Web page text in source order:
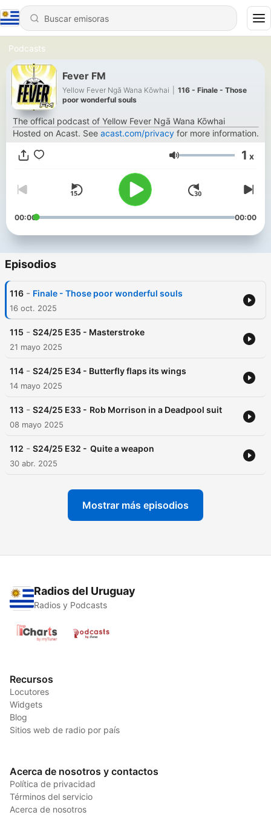
Podcasts
Fever FM
Yellow Fev er Ngā Wana Kōwhai
116 - Finale - Those
poor wonderful souls
The offical podcast of Yellow Fever Ngā Wana Kōwhai
Hosted on Acast. See acast.com/privacyfor more information.
Volumen 1 x
00:00 00:00
Episodios
116 - Finale - Those poor wonderful souls
16 oct. 2025
115 - S24/25 E35 - Masterstroke
21 mayo 2025
114 - S24/25 E34 - Butterfly flaps its wings
14 mayo 2025
113 - S24/25 E33 - Rob Morrison in a Deadpool suit
08 mayo 2025
112 - S24/25 E32 - Quite a weapon
30 abr. 2025
Mostrar más episodios
Radios del Uruguay
Radios y Podcasts
Recursos
Locutores
Widgets
Blog
Sitios web de radio por país
Acerca de nosotros y contactos
Política de privacidad
Términos del servicio
Acerca de nosotros